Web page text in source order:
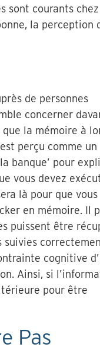
sont courants
la perception
de personnes
concerner
la mémoire à
perçu comme un
banque’ pour
vous devez
là pour que vous
en mémoire. Il
puissent être
suivies
cognitive
Ainsi, si
pour être
Pas